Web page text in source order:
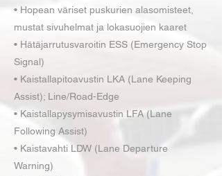
• Hopean väriset puskurien alasomisteet,
mustat sivuhelmat ja lokasuojien kaaret
• Hätäjarrutusvaroitin ESS (Emergency Stop
Signal)
• Kaistallapitoavustin LKA (Lane Keeping
Assist); Line/Road-Edge
• Kaistallapysymisavustin LFA (Lane
Following Assist)
• Kaistavahti LDW (Lane Departure
Warning)